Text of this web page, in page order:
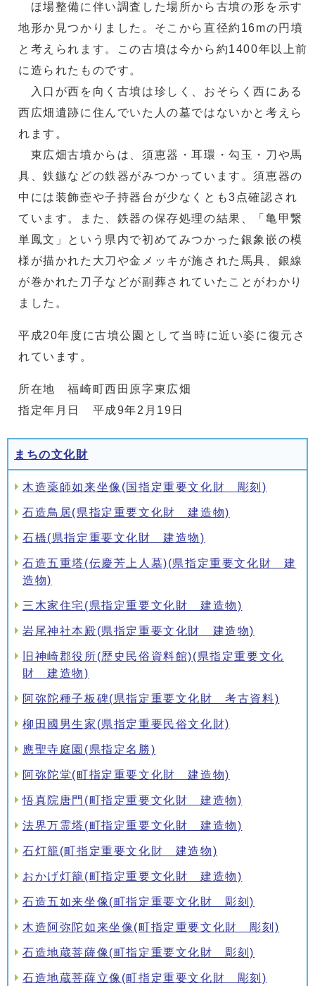
ほ場整備に伴い調査した場所から古墳の形を示す
地形か見つかりました。そこから直径約16mの円墳
と考えられます。この古墳は今から約1400年以上前
に造られたものです。
入口が西を向く古墳は珍しく、おそらく西にある
西広畑遺跡に住んでいた人の墓ではないかと考えら
れます。
東広畑古墳からは、須恵器・耳環・勾玉・刀や馬
具、鉄鏃などの鉄器がみつかっています。須恵器の
中には装飾壺や子持器台が少なくとも3点確認され
ています。また、鉄器の保存処理の結果、「亀甲繋
単鳳文」という県内で初めてみつかった銀象嵌の模
様が描かれた大刀や金メッキが施された馬具、銀線
が巻かれた刀子などが副葬されていたことがわかり
ました。
平成20年度に古墳公園として当時に近い姿に復元さ
れています。
所在地 福崎町西田原字東広畑
指定年月日 平成9年2月19日
まちの文化財
木造薬師如来坐像(国指定重要文化財 彫刻)
石造鳥居(県指定重要文化財 建造物)
石橋(県指定重要文化財 建造物)
石造五重塔(伝慶芳上人墓)(県指定重要文化財 建
造物)
三木家住宅(県指定重要文化財 建造物)
岩尾神社本殿(県指定重要文化財 建造物)
旧神崎郡役所(歴史民俗資料館)(県指定重要文化
財 建造物)
阿弥陀種子板碑(県指定重要文化財 考古資料)
柳田國男生家(県指定重要民俗文化財)
應聖寺庭園(県指定名勝)
阿弥陀堂(町指定重要文化財 建造物)
悟真院唐門(町指定重要文化財 建造物)
法界万霊塔(町指定重要文化財 建造物)
石灯籠(町指定重要文化財 建造物)
おかげ灯籠(町指定重要文化財 建造物)
石造五如来坐像(町指定重要文化財 彫刻)
木造阿弥陀如来坐像(町指定重要文化財 彫刻)
石造地蔵菩薩像(町指定重要文化財 彫刻)
石造地蔵菩薩立像(町指定重要文化財 彫刻)